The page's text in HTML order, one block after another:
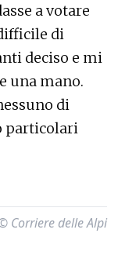
a votare
di
deciso e mi
una mano.
di
particolari
Corriere delle Alpi